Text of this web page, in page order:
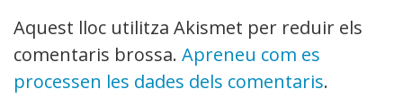
Aquest lloc utilitza Akismet per reduir els
comentaris brossa. Apreneu com es
processen les dades dels comentaris.